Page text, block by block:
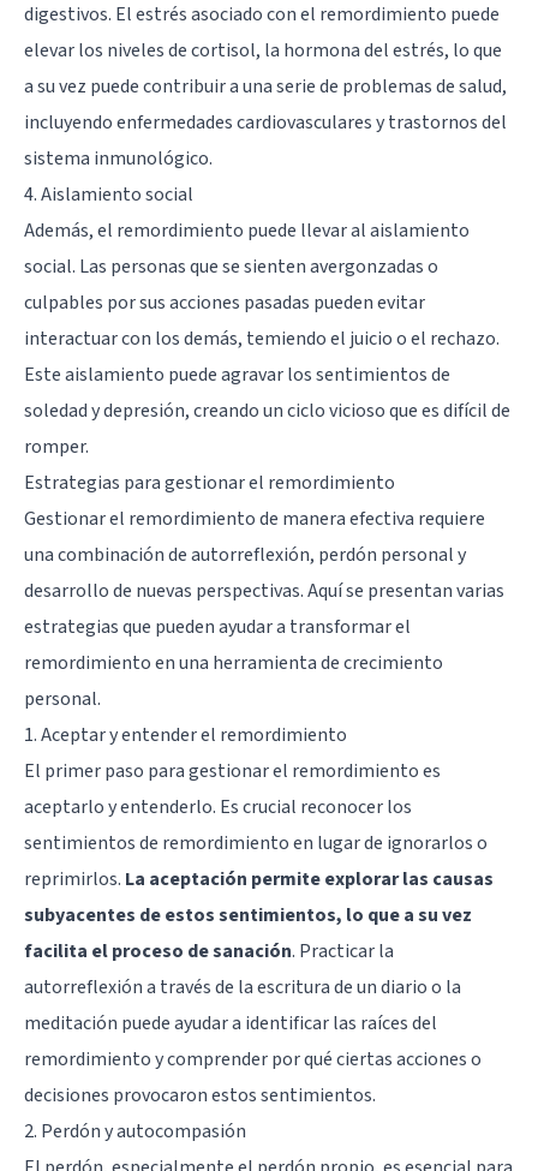
digestivos. El estrés asociado con el remordimiento puede
elevar los niveles de cortisol, la hormona del estrés, lo que
a su vez puede contribuir a una serie de problemas de salud,
incluyendo enfermedades cardiovasculares y trastornos del
sistema inmunológico.
4. Aislamiento social
Además, el remordimiento puede llevar al aislamiento
social. Las personas que se sienten avergonzadas o
culpables por sus acciones pasadas pueden evitar
interactuar con los demás, temiendo el juicio o el rechazo.
Este aislamiento puede agravar los sentimientos de
soledad y depresión, creando un ciclo vicioso que es difícil de
romper.
Estrategias para gestionar el remordimiento
Gestionar el remordimiento de manera efectiva requiere
una combinación de autorreflexión, perdón personal y
desarrollo de nuevas perspectivas. Aquí se presentan varias
estrategias que pueden ayudar a transformar el
remordimiento en una herramienta de crecimiento
personal.
1. Aceptar y entender el remordimiento
El primer paso para gestionar el remordimiento es
aceptarlo y entenderlo. Es crucial reconocer los
sentimientos de remordimiento en lugar de ignorarlos o
reprimirlos. La aceptación permite explorar las causas
subyacentes de estos sentimientos, lo que a su vez
facilita el proceso de sanación. Practicar la
autorreflexión a través de la escritura de un diario o la
meditación puede ayudar a identificar las raíces del
remordimiento y comprender por qué ciertas acciones o
decisiones provocaron estos sentimientos.
2. Perdón y autocompasión